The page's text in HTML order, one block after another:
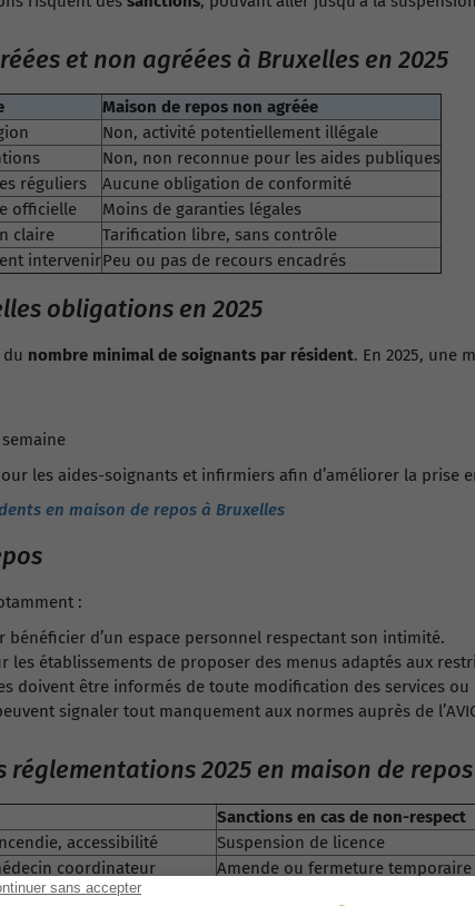
et non agréées à Bruxelles en 2025
Maison de repos non agréée
Non, activité potentiellement illégale
Non, non reconnue pour les aides publiques
réguliers
Aucune obligation de conformité
officielle
Moins de garanties légales
claire
Tarification libre, sans contrôle
intervenirPeu ou pas de recours encadrés
obligations en 2025
du nombre minimal de soignants par résident. En 2025, une
les aides-soignants et infirmiers afin d’améliorer la prise
en maison de repos à Bruxelles
:
d’un espace personnel respectant son intimité.
les établissements de proposer des menus adaptés aux
doivent être informés de toute modification des services ou
signaler tout manquement aux normes auprès de
2025 en maison de repos
Sanctions en cas de non-respect
accessibilité
Suspension de licence
coordinateur
Amende ou fermeture temporaire
soins, droit à l’information